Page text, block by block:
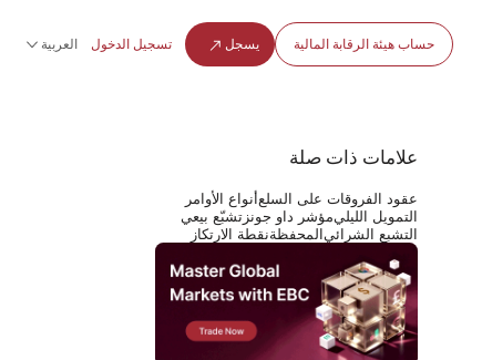
حساب هيئة الرقابة المالية يسجل تسجيل الدخول العربية
علامات ذات صلة
عقود الفروقات على السلعأنواع الأوامر
التمويل الليليمؤشر داو جونز تشبّع بيعي
التشبع الشرائيالمحفظةنقطة الارتكاز